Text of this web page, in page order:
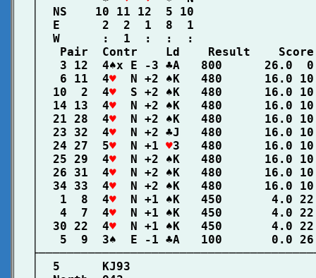
│  NS    10 11 12  5 10
│  E      2  2  1  8  1
│  W      :  1  :  :  :
│   Pair  Contr    Ld    Result
│   3 12  4♠x E -3 ♣A   800      26.0
│   6 11  4♥
N +2 ♠K   480      16.0
│  10  2  4♥
S +2 ♠K   480      16.0
│  14 13  4♥
N +2 ♠K   480      16.0
│  21 28  4♥
N +2 ♠K   480      16.0
│  23 32  4♥
N +2 ♣J   480      16.0
│  24 27  5♥
  N +1
♥3   480      16.0
│  25 29  4♥
N +2 ♠K   480      16.0
│  26 31  4♥
N +2 ♠K   480      16.0
│  34 33  4♥
N +2 ♠K   480      16.0
│   1  8  4♥
N +1 ♠K   450       4.0
│   4  7  4♥
N +1 ♠K   450       4.0
│  30 22  4♥
N +1 ♠K   450       4.0
│   5  9  3♠  E -1 ♣A   100       0.0
│  5      KJ93